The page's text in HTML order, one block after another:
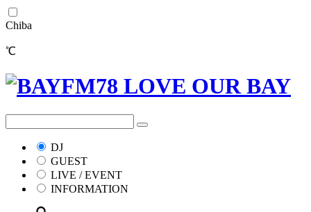
Chiba
℃
DJ
GUEST
LIVE / EVENT
INFORMATION